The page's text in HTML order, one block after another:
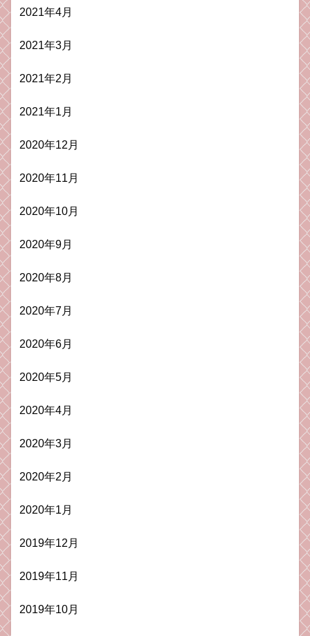
2021年4月
2021年3月
2021年2月
2021年1月
2020年12月
2020年11月
2020年10月
2020年9月
2020年8月
2020年7月
2020年6月
2020年5月
2020年4月
2020年3月
2020年2月
2020年1月
2019年12月
2019年11月
2019年10月